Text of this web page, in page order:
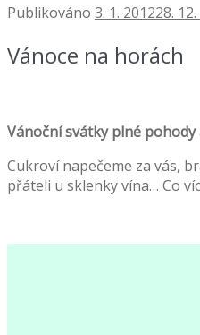
Publikováno 3. 1. 201228.
Vánoce na horách
Vánoční svátky plné pohody
Cukroví napečeme za vás,
přáteli u sklenky vína… Co